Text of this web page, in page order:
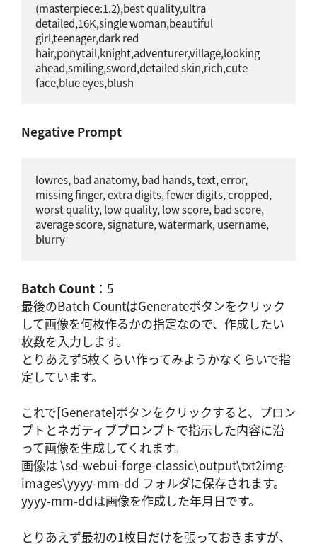
(masterpiece:1.2),best quality,ultra
detailed,16K,single woman,beautiful
girl,teenager,dark red
hair,ponytail,knight,adventurer,village,looking
ahead,smiling,sword,detailed skin,rich,cute
face,blue eyes,blush
Negative Prompt
lowres, bad anatomy, bad hands, text, error,
missing finger, extra digits, fewer digits, cropped,
worst quality, low quality, low score, bad score,
average score, signature, watermark, username,
blurry
Batch Count ：5
最後のBatch CountはGenerateボタンをクリック
して画像を何枚作るかの指定なので、作成したい
枚数を入力します。
とりあえず5枚くらい作ってみようかなくらいで指
定しています。
これで[Generate]ボタンをクリックすると、プロン
プトとネガティブプロンプトで指示した内容に沿
って画像を生成してくれます。
画像は \sd-webui-forge-classic\output\txt2img-
images\yyyy-mm-dd フォルダに保存されます。
yyyy-mm-ddは画像を作成した年月日です。
とりあえず最初の1枚目だけを張っておきますが、